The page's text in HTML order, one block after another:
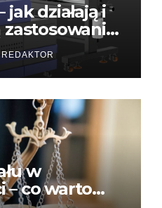
działają i
REDAKTOR
w
– co warto